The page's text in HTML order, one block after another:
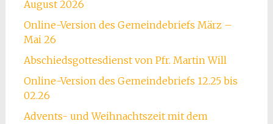
August 2026
Online-Version des Gemeindebriefs März –
Mai 26
Abschiedsgottesdienst von Pfr. Martin Will
Online-Version des Gemeindebriefs 12.25 bis
02.26
Advents- und Weihnachtszeit mit dem